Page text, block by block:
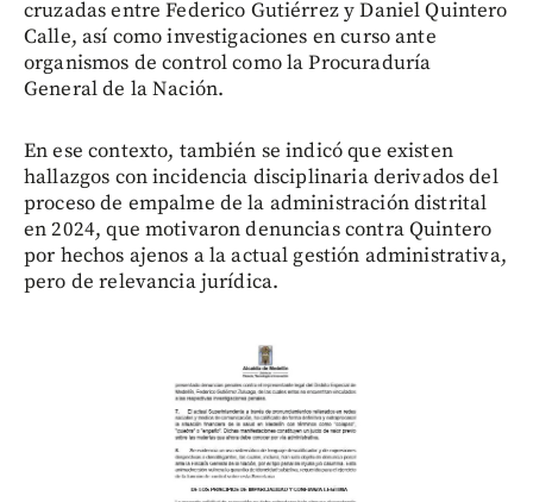
cruzadas entre Federico Gutiérrez y Daniel Quintero
Calle, así como investigaciones en curso ante
organismos de control como la Procuraduría
General de la Nación.
En ese contexto, también se indicó que existen
hallazgos con incidencia disciplinaria derivados del
proceso de empalme de la administración distrital
en 2024, que motivaron denuncias contra Quintero
por hechos ajenos a la actual gestión administrativa,
pero de relevancia jurídica.